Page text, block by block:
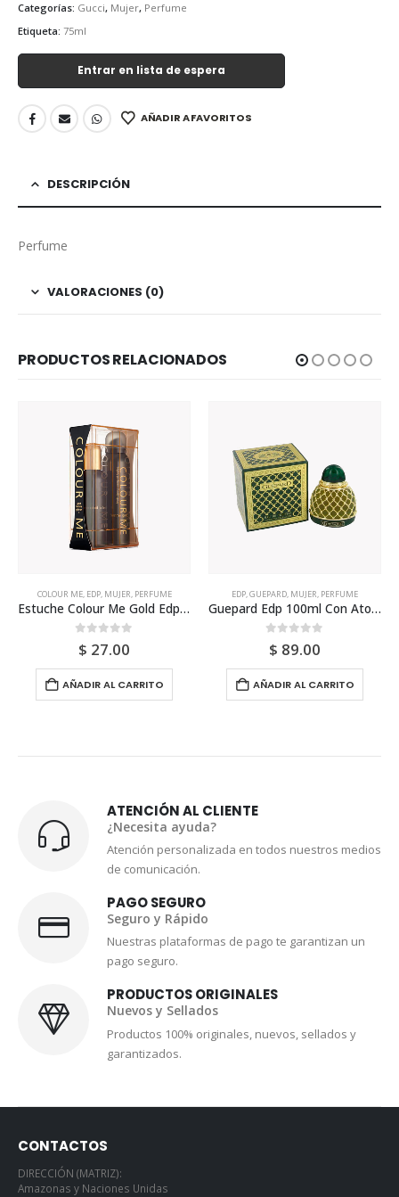
Categorías: Gucci, Mujer, Perfume
Etiqueta: 75ml
Entrar en lista de espera
AÑADIR A FAVORITOS
DESCRIPCIÓN
Perfume
VALORACIONES (0)
PRODUCTOS RELACIONADOS
EDP, GUEPARD,MUJER, PERFUME
Guepard Edp 100ml Con Atomizador Para Mujer
0out of 5
$ 89.00
AÑADIR AL CARRITO
EDT,MUJER,PERFUME ,PLAISIR
Plaisir Eau Fraiche 100ml Para Mujer
0out of 5
$ 80.00
AÑADIR AL CARRITO
ATENCIÓN AL CLIENTE
¿Necesita ayuda?
Atención personalizada en todos nuestros medios
de comunicación.
PAGO SEGURO
Seguro y Rápido
Nuestras plataformas de pago te garantizan un
pago seguro.
PRODUCTOS ORIGINALES
Nuevos y Sellados
Productos 100% originales, nuevos, sellados y
garantizados.
CONTACTOS
DIRECCIÓN (MATRIZ):
Amazonas y Naciones Unidas